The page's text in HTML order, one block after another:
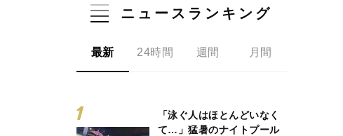
ニュースランキング
最新 24時間 週間 月間
「泳ぐ人はほとんどいなく
て…」猛暑のナイトプール